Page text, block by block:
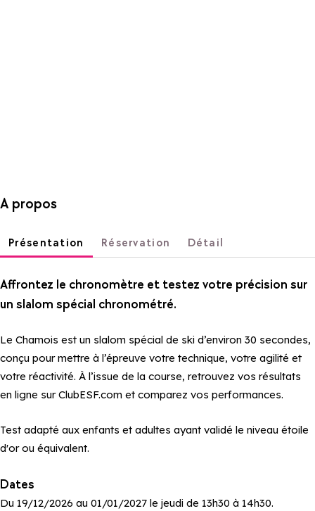
A propos
Présentation Réservation Détail
Affrontez le chronomètre et testez votre précision sur
un slalom spécial chronométré.
Le Chamois est un slalom spécial de ski d’environ 30 secondes,
conçu pour mettre à l’épreuve votre technique, votre agilité et
votre réactivité. À l’issue de la course, retrouvez vos résultats
en ligne sur ClubESF.com et comparez vos performances.
Test adapté aux enfants et adultes ayant validé le niveau étoile
d'or ou équivalent.
Dates
Du 19/12/2026 au 01/01/2027 le jeudi de 13h30 à 14h30.